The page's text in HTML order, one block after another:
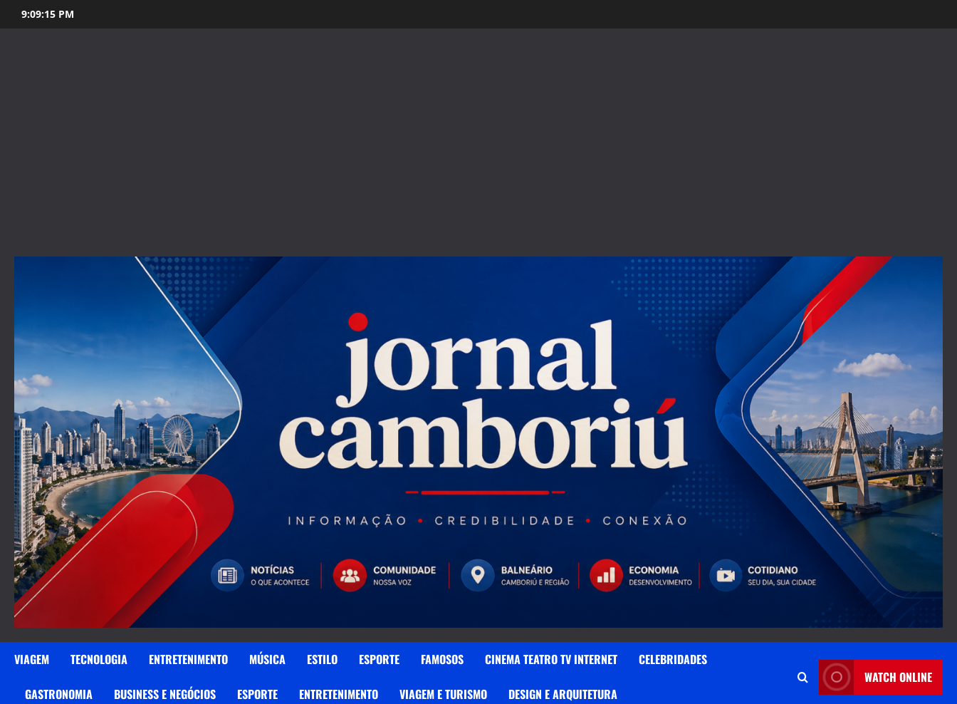
to
9:09:16 PM
VIAGEM TECNOLOGIA ENTRETENIMENTO MÚSICA ESTILO ESPORTE FAMOSOS CINEMA TEATRO TV INTERNET CELEBRIDADES
GASTRONOMIA BUSINESS E NEGÓCIOS ESPORTE ENTRETENIMENTO VIAGEM E TURISMO DESIGN E ARQUITETURA
WATCH ONLINE